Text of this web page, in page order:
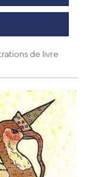
de livre